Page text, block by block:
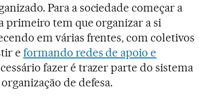
Para a sociedade começar a
primeiro tem que organizar a si
em várias frentes, com coletivos
e formando redes de apoio e
fazer é trazer parte do sistema
de defesa.